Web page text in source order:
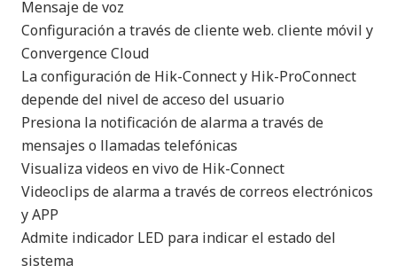
Mensaje de voz
Configuración a través de cliente web. cliente móvil y
Convergence Cloud
La configuración de Hik-Connect y Hik-ProConnect
depende del nivel de acceso del usuario
Presiona la notificación de alarma a través de
mensajes o llamadas telefónicas
Visualiza videos en vivo de Hik-Connect
Videoclips de alarma a través de correos electrónicos
y APP
Admite indicador LED para indicar el estado del
sistema